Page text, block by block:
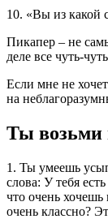
10. «Вы из какой
Пикапер – не
деле все чуть-
Если мне не
на
Ты возьми
1. Ты умеешь
слова: У тебя
что очень
очень классно?